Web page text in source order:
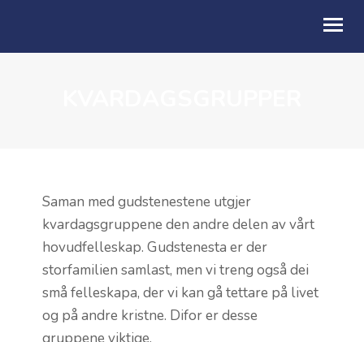
PODCAST
GI EI GÅVE
MIN SIDE
Saman med gudstenestene utgjer
kvardagsgruppene den andre delen av vårt
hovudfelleskap. Gudstenesta er der
storfamilien samlast, men vi treng også dei
små felleskapa, der vi kan gå tettare på livet
og på andre kristne. Difor er desse